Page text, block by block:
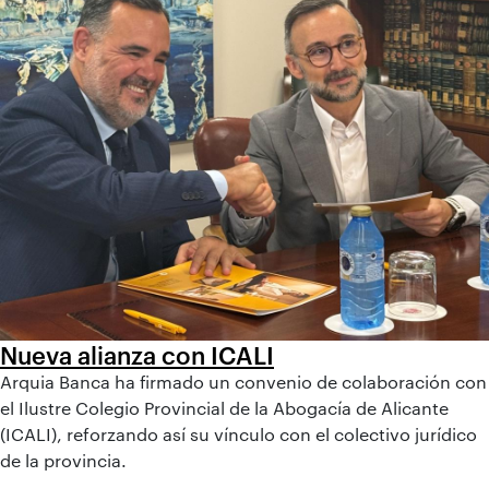
Nueva alianza con ICALI
Arquia Banca ha firmado un convenio de colaboración con
el Ilustre Colegio Provincial de la Abogacía de Alicante
(ICALI), reforzando así su vínculo con el colectivo jurídico
de la provincia.